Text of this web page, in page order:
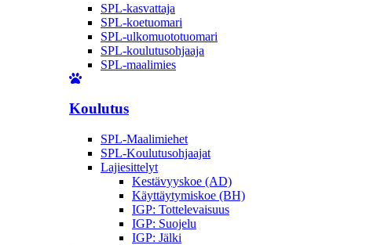
SPL-kasvattaja
SPL-koetuomari
SPL-ulkomuototuomari
SPL-koulutusohjaaja
SPL-maalimies
Koulutus
SPL-Maalimiehet
SPL-Koulutusohjaajat
Lajiesittelyt
Kestävyyskoe (AD)
Käyttäytymiskoe (BH)
IGP: Tottelevaisuus
IGP: Suojelu
IGP: Jälki